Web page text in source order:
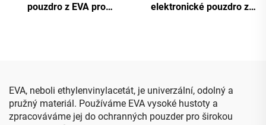
pouzdro z EVA pro
elektronické pouzdro z
příslušenství
EVA, neboli ethylenvinylacetát, je univerzální, odolný a
pružný materiál. Používáme EVA vysoké hustoty a
zpracováváme jej do ochranných pouzder pro širokou